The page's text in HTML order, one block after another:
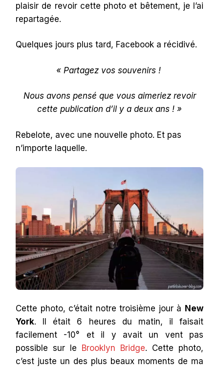
plaisir de revoir cette photo et bêtement, je l’ai
repartagée.
Quelques jours plus tard, Facebook a récidivé.
« Partagez vos souvenirs !
Nous avons pensé que vous aimeriez revoir
cette publication d’il y a deux ans ! »
Rebelote, avec une nouvelle photo. Et pas
n’importe laquelle.
Cette photo, c’était notre troisième jour à New
York. Il était 6 heures du matin, il faisait
facilement -10° et il y avait un vent pas
possible sur le Brooklyn Bridge. Cette photo,
c’est juste un des plus beaux moments de ma